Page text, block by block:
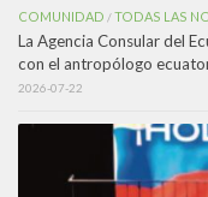
COMUNIDAD /TODAS LAS
La Agencia Consular del
con el antropólogo
2026-07-22